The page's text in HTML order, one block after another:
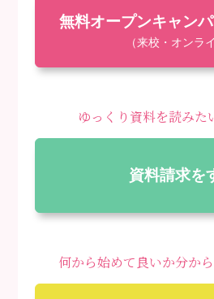
無料オープンキャン
（来校・オンラ
ゆっくり資料を読みた
資料請求を
何から始めて良いか分か